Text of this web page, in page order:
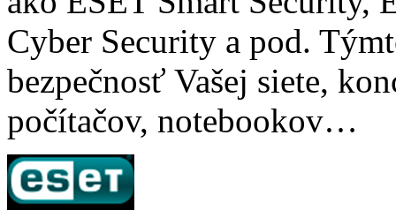
Cyber Security a pod.
bezpečnosť Vašej siete,
počítačov, notebookov…